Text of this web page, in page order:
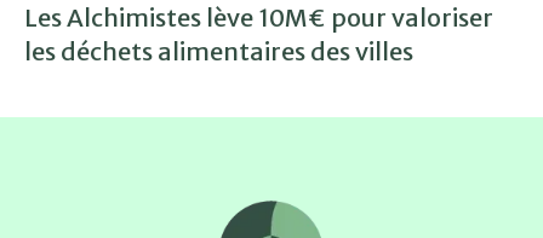
Les Alchimistes lève 10M€ pour valoriser
les déchets alimentaires des villes